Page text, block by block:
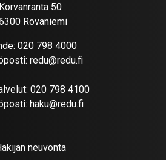
Korvanranta 50
Rovaniemi
020 798 4000
redu@redu.fi
020 798 4100
haku@redu.fi
neuvonta